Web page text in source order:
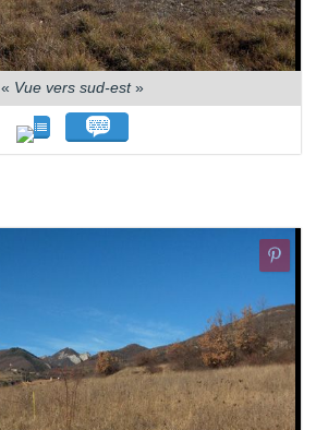
« Vue vers sud-est»